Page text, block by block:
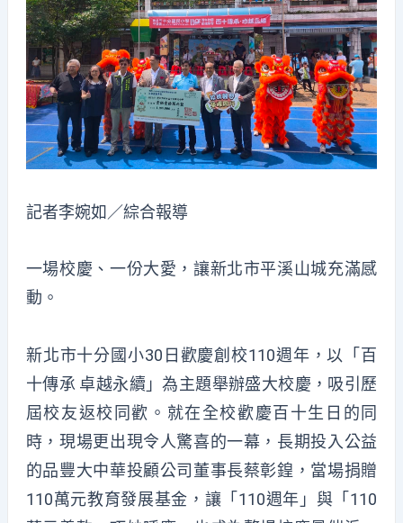
記者李婉如／綜合報導
一場校慶、一份大愛，讓新北市平溪山城充滿感
動。
新北市十分國小30日歡慶創校110週年，以「百
十傳承 卓越永續」為主題舉辦盛大校慶，吸引歷
屆校友返校同歡。就在全校歡慶百十生日的同
時，現場更出現令人驚喜的一幕，長期投入公益
的品豐大中華投顧公司董事長蔡彰鍠，當場捐贈
110萬元教育發展基金，讓「110週年」與「110